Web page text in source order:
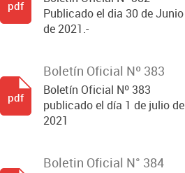
Publicado el dia 30 de Junio
de 2021.-
pdf
Boletín Oficial Nº 383
Boletín Oficial Nº 383
publicado el día 1 de julio de
2021
pdf
Boletin Oficial N° 384